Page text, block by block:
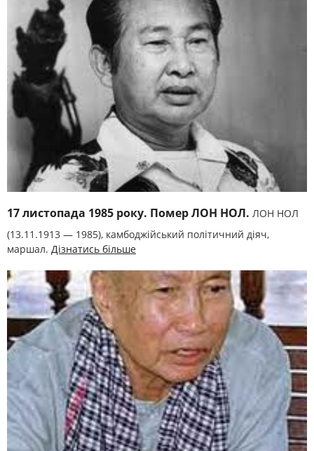
17 листопада 1985 року. Помер ЛОН НОЛ. ЛОН НОЛ
(13.11.1913 — 1985), камбоджійський політичний діяч,
маршал. Дізнатись більше